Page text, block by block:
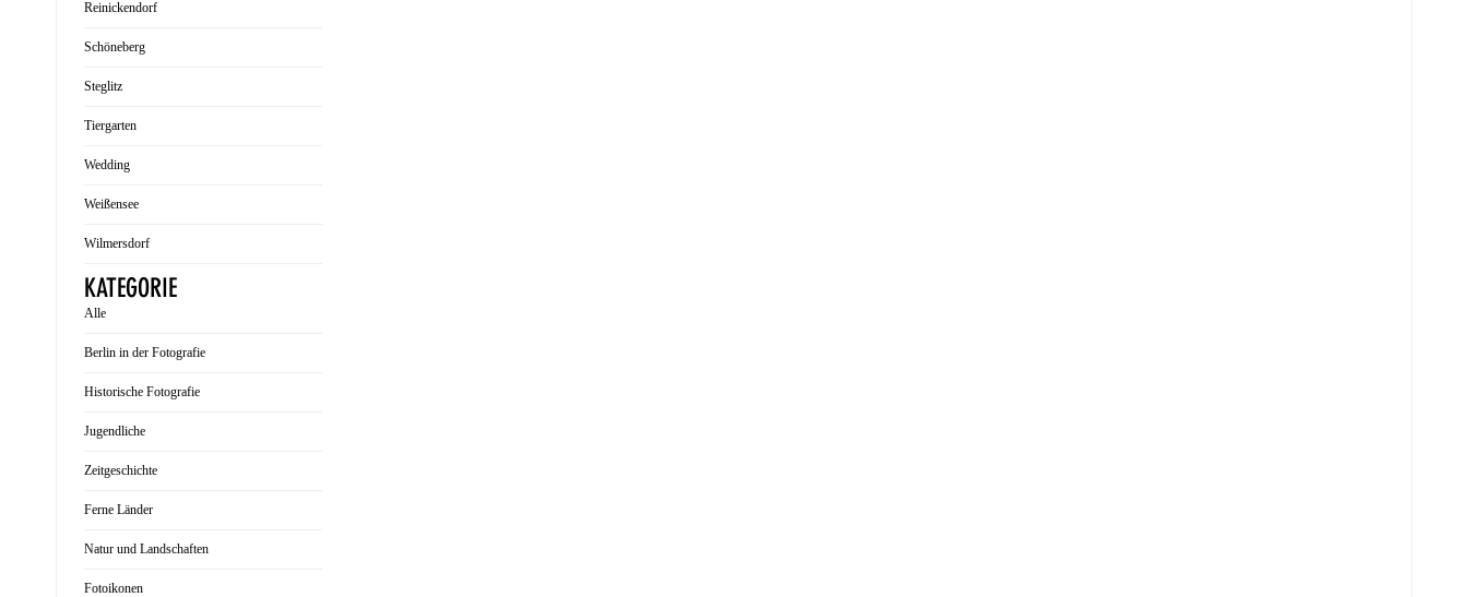
Reinickendorf
Schöneberg
Steglitz
Tiergarten
Wedding
Weißensee
Wilmersdorf
KATEGORIE
Alle
Berlin in der Fotografie
Historische Fotografie
Jugendliche
Zeitgeschichte
Ferne Länder
Natur und Landschaften
Fotoikonen